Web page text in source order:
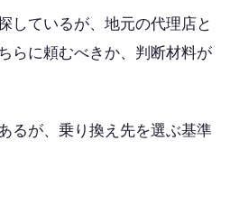
しているが、地元の代理店と
らに頼むべきか、判断材料が
るが、乗り換え先を選ぶ基準